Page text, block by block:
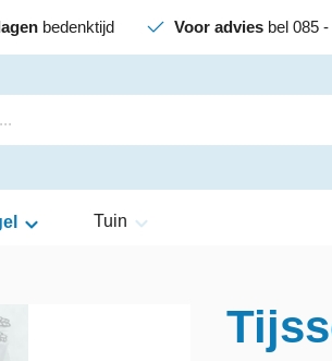
bedenktijd Voor advies bel 085
Tuin